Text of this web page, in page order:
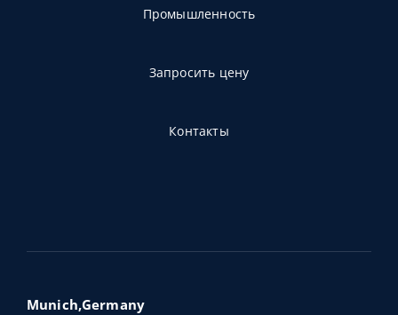
Промышленность
Запросить цену
Контакты
Munich,Germany